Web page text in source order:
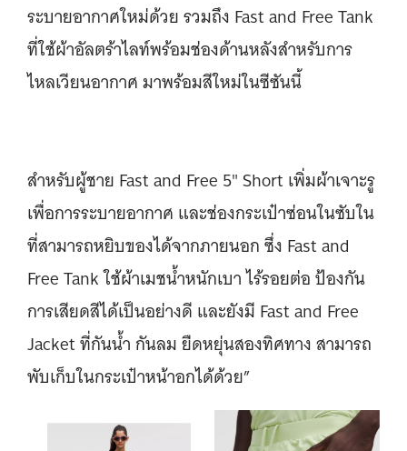
ระบายอากาศใหม่ด้วย รวมถึง Fast and Free Tank
ที่ใช้ผ้าอัลตร้าไลท์พร้อมช่องด้านหลังสำหรับการ
ไหลเวียนอากาศ มาพร้อมสีใหม่ในซีซันนี้
สำหรับผู้ชาย Fast and Free 5" Short เพิ่มผ้าเจาะรู
เพื่อการระบายอากาศ และช่องกระเป๋าซ่อนในซับใน
ที่สามารถหยิบของได้จากภายนอก ซึ่ง Fast and
Free Tank ใช้ผ้าเมชน้ำหนักเบา ไร้รอยต่อ ป้องกัน
การเสียดสีได้เป็นอย่างดี และยังมี Fast and Free
Jacket ที่กันน้ำ กันลม ยืดหยุ่นสองทิศทาง สามารถ
พับเก็บในกระเป๋าหน้าอกได้ด้วย”